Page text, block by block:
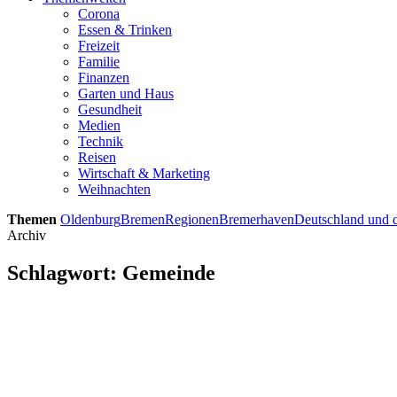
Corona
Essen & Trinken
Freizeit
Familie
Finanzen
Garten und Haus
Gesundheit
Medien
Technik
Reisen
Wirtschaft & Marketing
Weihnachten
Themen OldenburgBremenRegionenBremerhavenDeutschland und
Archiv
Schlagwort: Gemeinde